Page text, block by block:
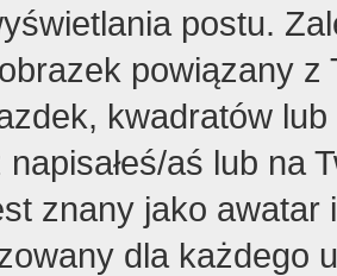
postu.
powiązany z
kwadratów
napisałeś/aś lub na
znany jako
dla każdego